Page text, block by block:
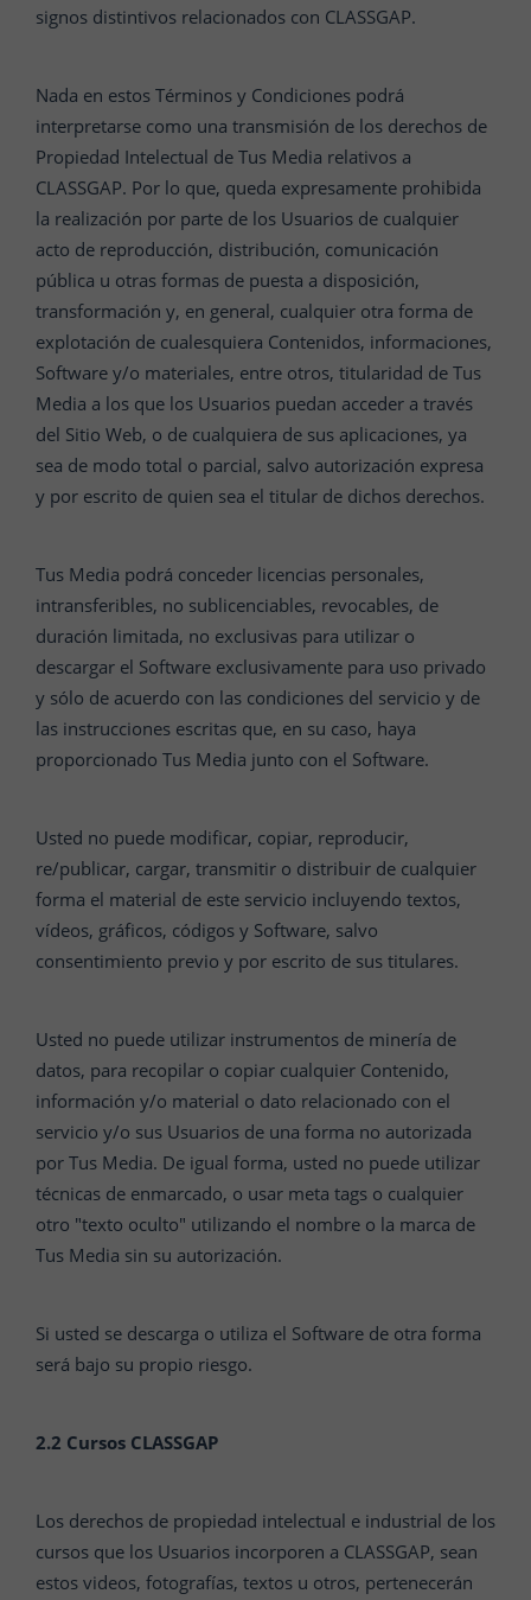
signos distintivos relacionados con CLASSGAP.
Nada en estos Términos y Condiciones podrá
interpretarse como una transmisión de los derechos de
Propiedad Intelectual de Tus Media relativos a
CLASSGAP. Por lo que, queda expresamente prohibida
la realización por parte de los Usuarios de cualquier
acto de reproducción, distribución, comunicación
pública u otras formas de puesta a disposición,
transformación y, en general, cualquier otra forma de
explotación de cualesquiera Contenidos, informaciones,
Software y/o materiales, entre otros, titularidad de Tus
Media a los que los Usuarios puedan acceder a través
del Sitio Web, o de cualquiera de sus aplicaciones, ya
sea de modo total o parcial, salvo autorización expresa
y por escrito de quien sea el titular de dichos derechos.
Tus Media podrá conceder licencias personales,
intransferibles, no sublicenciables, revocables, de
duración limitada, no exclusivas para utilizar o
descargar el Software exclusivamente para uso privado
y sólo de acuerdo con las condiciones del servicio y de
las instrucciones escritas que, en su caso, haya
proporcionado Tus Media junto con el Software.
Usted no puede modificar, copiar, reproducir,
re/publicar, cargar, transmitir o distribuir de cualquier
forma el material de este servicio incluyendo textos,
vídeos, gráficos, códigos y Software, salvo
consentimiento previo y por escrito de sus titulares.
Usted no puede utilizar instrumentos de minería de
datos, para recopilar o copiar cualquier Contenido,
información y/o material o dato relacionado con el
servicio y/o sus Usuarios de una forma no autorizada
por Tus Media. De igual forma, usted no puede utilizar
técnicas de enmarcado, o usar meta tags o cualquier
otro "texto oculto" utilizando el nombre o la marca de
Tus Media sin su autorización.
Si usted se descarga o utiliza el Software de otra forma
será bajo su propio riesgo.
2.2 Cursos CLASSGAP
Los derechos de propiedad intelectual e industrial de los
cursos que los Usuarios incorporen a CLASSGAP, sean
estos videos, fotografías, textos u otros, pertenecerán